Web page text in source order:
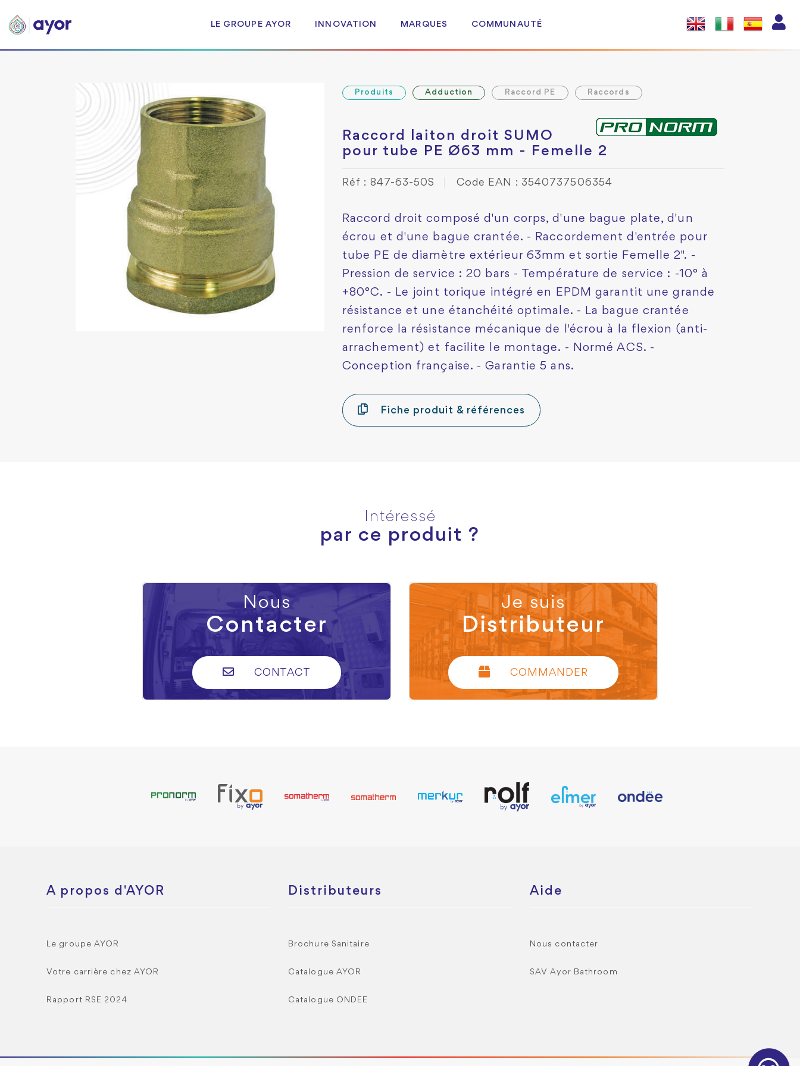
LE GROUPE AYOR INNOVATION MARQUES COMMUNAUTÉ
Produits Adduction Raccord PE Raccords
Raccord laiton droit SUMO
pour tube PE Ø63 mm - Femelle 2
Réf : 847-63-50S Code EAN : 3540737506354
Raccord droit composé d'un corps, d'une bague plate, d'un
écrou et d'une bague crantée. - Raccordement d'entrée pour
tube PE de diamètre extérieur 63mm et sortie Femelle 2". -
Pression de service : 20 bars - Température de service : -10° à
+80°C. - Le joint torique intégré en EPDM garantit une grande
résistance et une étanchéité optimale. - La bague crantée
renforce la résistance mécanique de l'écrou à la flexion (anti-
arrachement) et facilite le montage. - Normé ACS. -
Conception française. - Garantie 5 ans.
Fiche produit & références
Intéressé
par ce produit ?
Nous
Contacter
CONTACT
Je suis
Distributeur
COMMANDER
A propos d'AYOR
Le groupe AYOR
Votre carrière chez AYOR
Rapport RSE 2024
Distributeurs
Brochure Sanitaire
Catalogue AYOR
Catalogue ONDEE
Aide
Nous contacter
SAV Ayor Bathroom